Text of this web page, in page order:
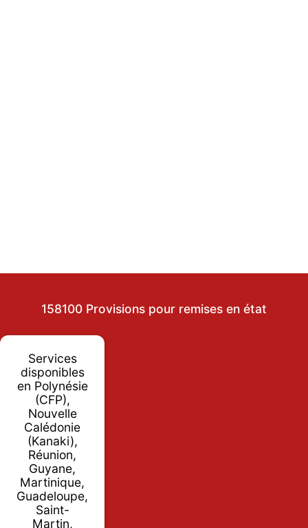
158100 Provisions pour remises en état
Services
disponibles
en Polynésie
(CFP),
Nouvelle
Calédonie
(Kanaki),
Réunion,
Guyane,
Martinique,
Guadeloupe,
Saint-
Martin,